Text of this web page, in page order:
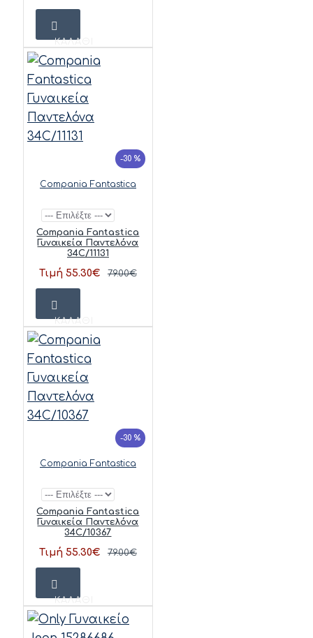
ΚΑΛΆΘΙ
-30 %
Compania Fantastica
Compania Fantastica
Γυναικεία Παντελόνα
34C/11131
Τιμή 55.30€ 79.00€
ΚΑΛΆΘΙ
-30 %
Compania Fantastica
Compania Fantastica
Γυναικεία Παντελόνα
34C/10367
Τιμή 55.30€ 79.00€
ΚΑΛΆΘΙ